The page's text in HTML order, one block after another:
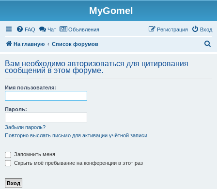
MyGomel
FAQ Чат Объявления Вход
Регистрация
На главную Список форумов
с
Вам необходимо авторизоваться для цитирования
сообщений в этом форуме.
Имя пользователя:
Пароль:
Забыли пароль?
Повторно выслать письмо для активации учётной записи
Запомнить меня
Скрыть моё пребывание на конференции в этот раз